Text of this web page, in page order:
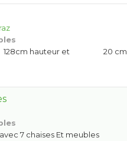
128cm hauteur et 20 cm
7 chaises Et meubles